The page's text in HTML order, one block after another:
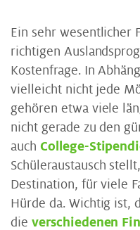
Ein sehr wesentlicher
richtigen
Kostenfrage. In
vielleicht nicht jede
gehören etwa viele
nicht gerade zu den
auch College-
Schüleraustausch
Destination, für viele
Hürde da. Wichtig ist,
die verschiedenen